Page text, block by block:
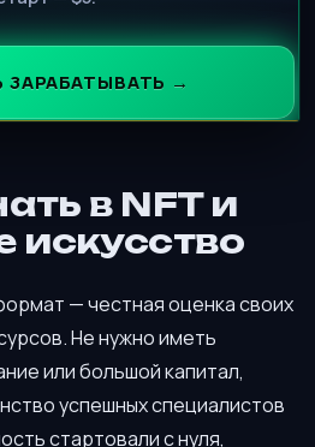
ЗАРАБАТЫВАТЬ →
в NFT и
искусство
— честная оценка своих
Не нужно иметь
или большой капитал,
успешных специалистов
стартовали с нуля,